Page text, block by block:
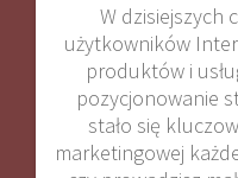
W dzisiejszych
użytkowników
produktów i
pozycjonowanie
stało się
marketingowej